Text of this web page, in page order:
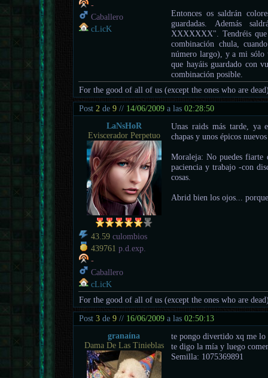
-
Caballero
cLicK
Entonces os saldrán
guardadas. Además
XXXXXXX". Tendréis que
combinación chula,
número largo), y a mi sólo
que hayáis guardado con
combinación posible.
For the good of all of us (except the ones who are
Post2 de9 // 14/06/2009 a las02:28:50
LaNsHoR
Eviscerador Perpetuo
43.59 culombios
439761 p.d.exp.
-
Caballero
cLicK
Unas raids más tarde, ya
chapas y unos épicos
Moraleja: No puedes fiarte
paciencia y trabajo -con
cosas.
Abrid bien los ojos...
For the good of all of us (except the ones who are
Post3 de9 // 16/06/2009 a las02:50:13
granaína
Dama De Las Tinieblas
te pongo divertido xq me lo
te digo la mía y luego
Semilla: 1075369891